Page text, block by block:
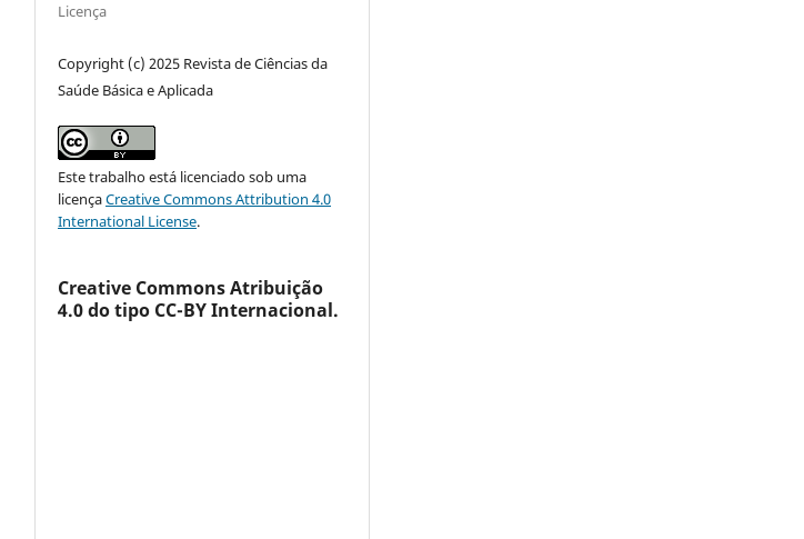
Licença
Copyright (c) 2025 Revista de Ciências da
Saúde Básica e Aplicada
Este trabalho está licenciado sob uma
licençaCreative Commons Attribution 4.0
International License.
Creative Commons Atribuição
4.0 do tipo CC-BY Internacional.